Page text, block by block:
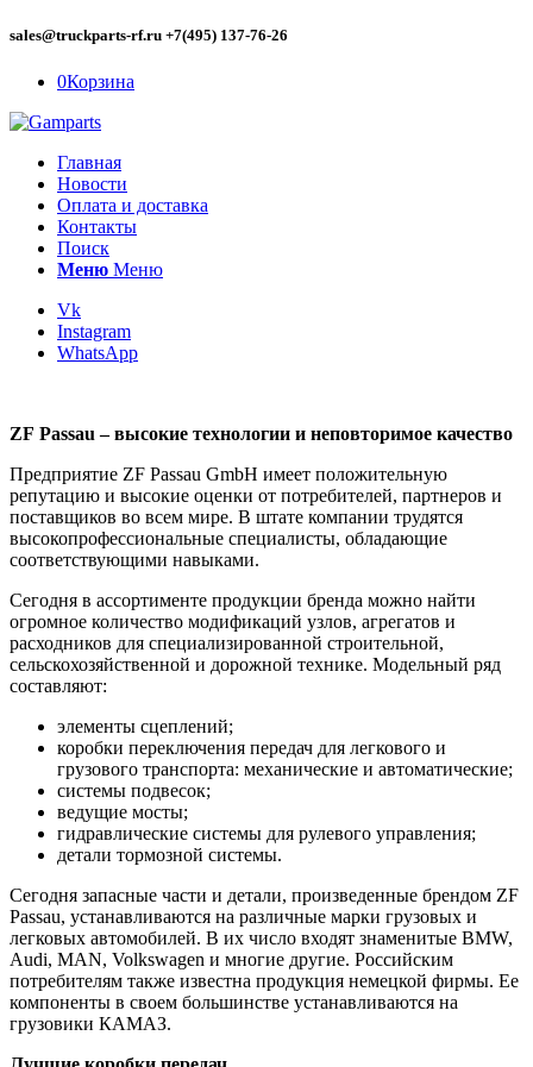
sales@truckparts-rf.ru +7(495) 137-76-26
0Корзина
Главная
Новости
Оплата и доставка
Контакты
Поиск
Меню Меню
Vk
Instagram
WhatsApp
ZF Passau – высокие технологии и неповторимое качество
Предприятие ZF Passau GmbH имеет положительную
репутацию и высокие оценки от потребителей, партнеров и
поставщиков во всем мире. В штате компании трудятся
высокопрофессиональные специалисты, обладающие
соответствующими навыками.
Сегодня в ассортименте продукции бренда можно найти
огромное количество модификаций узлов, агрегатов и
расходников для специализированной строительной,
сельскохозяйственной и дорожной технике. Модельный ряд
составляют:
элементы сцеплений;
коробки переключения передач для легкового и
грузового транспорта: механические и автоматические;
системы подвесок;
ведущие мосты;
гидравлические системы для рулевого управления;
детали тормозной системы.
Сегодня запасные части и детали, произведенные брендом ZF
Passau, устанавливаются на различные марки грузовых и
легковых автомобилей. В их число входят знаменитые BMW,
Audi, MAN, Volkswagen и многие другие. Российским
потребителям также известна продукция немецкой фирмы. Ее
компоненты в своем большинстве устанавливаются на
грузовики КАМАЗ.